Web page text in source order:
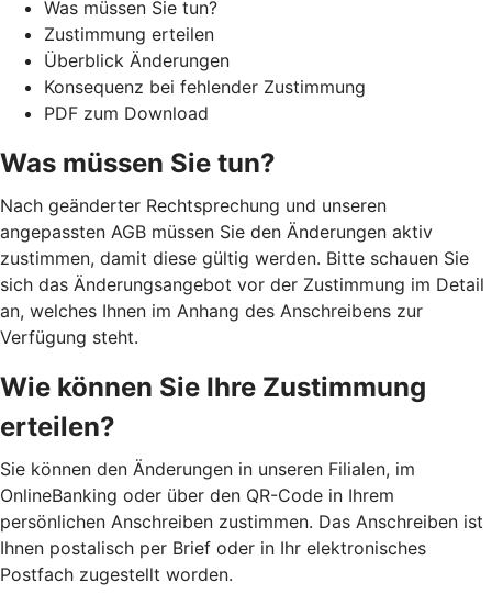
Was müssen Sie tun?
Zustimmung erteilen
Überblick Änderungen
Konsequenz bei fehlender Zustimmung
PDF zum Download
Was müssen Sie tun?
Nach geänderter Rechtsprechung und unseren
angepassten AGB müssen Sie den Änderungen aktiv
zustimmen, damit diese gültig werden. Bitte schauen Sie
sich das Änderungsangebot vor der Zustimmung im Detail
an, welches Ihnen im Anhang des Anschreibens zur
Verfügung steht.
Wie können Sie Ihre Zustimmung
erteilen?
Sie können den Änderungen in unseren Filialen, im
OnlineBanking oder über den QR-Code in Ihrem
persönlichen Anschreiben zustimmen. Das Anschreiben ist
Ihnen postalisch per Brief oder in Ihr elektronisches
Postfach zugestellt worden.